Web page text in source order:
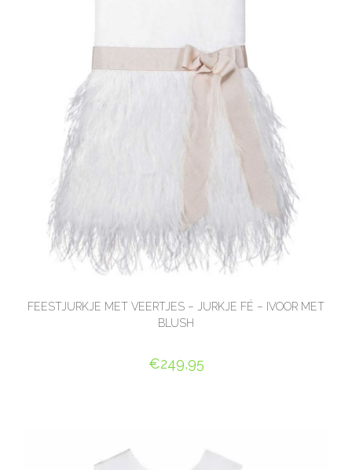
FEESTJURKJE MET VEERTJES – JURKJE FÉ – IVOOR MET
BLUSH
€249,95